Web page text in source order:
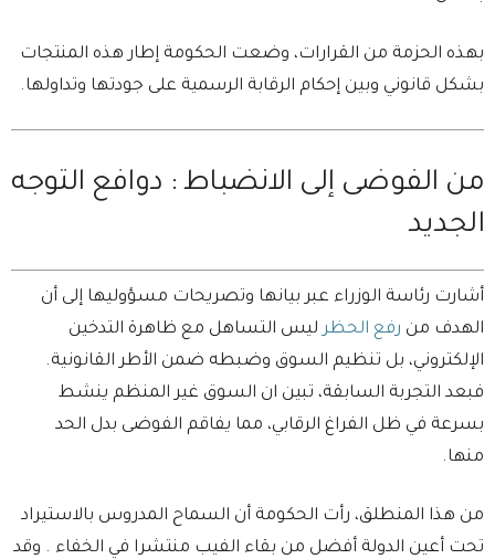
بهذه الحزمة من القرارات، وضعت الحكومة إطار هذه المنتجات
بشكل قانوني وبين إحكام الرقابة الرسمية على جودتها وتداولها.
من الفوضى إلى الانضباط : دوافع التوجه
الجديد
أشارت رئاسة الوزراء عبر بيانها وتصريحات مسؤوليها إلى أن
الهدف من رفع الحظر ليس التساهل مع ظاهرة التدخين
الإلكتروني، بل تنظيم السوق وضبطه ضمن الأطر القانونية.
فبعد التجربة السابقة، تبين ان السوق غير المنظم ينشط
بسرعة في ظل الفراغ الرقابي، مما يفاقم الفوضى بدل الحد
منها.
من هذا المنطلق، رأت الحكومة أن السماح المدروس بالاستيراد
تحت أعين الدولة أفضل من بقاء الفيب منتشرا في الخفاء . وقد